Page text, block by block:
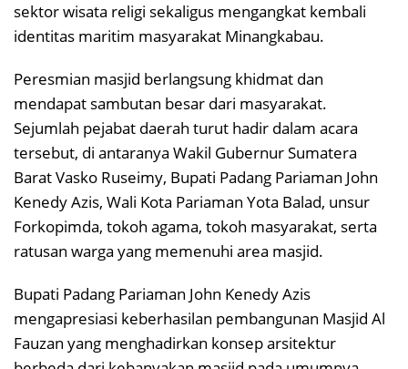
sektor wisata religi sekaligus mengangkat kembali
identitas maritim masyarakat Minangkabau.
Peresmian masjid berlangsung khidmat dan
mendapat sambutan besar dari masyarakat.
Sejumlah pejabat daerah turut hadir dalam acara
tersebut, di antaranya Wakil Gubernur Sumatera
Barat Vasko Ruseimy, Bupati Padang Pariaman John
Kenedy Azis, Wali Kota Pariaman Yota Balad, unsur
Forkopimda, tokoh agama, tokoh masyarakat, serta
ratusan warga yang memenuhi area masjid.
Bupati Padang Pariaman John Kenedy Azis
mengapresiasi keberhasilan pembangunan Masjid Al
Fauzan yang menghadirkan konsep arsitektur